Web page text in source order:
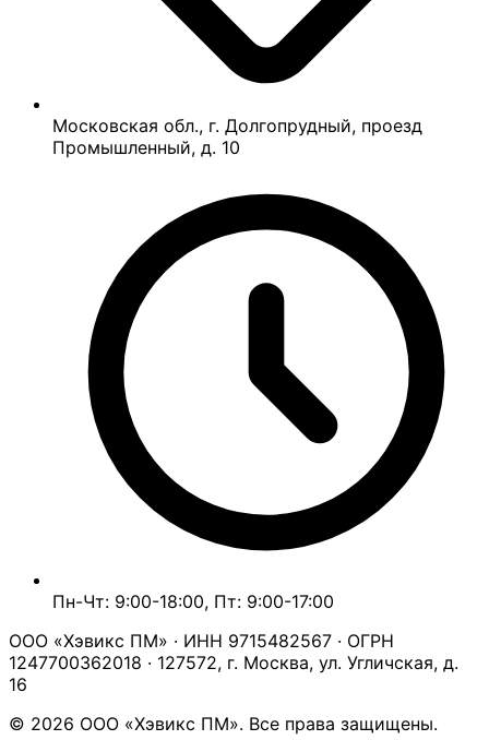
Московская обл., г. Долгопрудный, проезд
Промышленный, д. 10
Пн-Чт: 9:00-18:00, Пт: 9:00-17:00
ООО «Хэвикс ПМ» · ИНН 9715482567 · ОГРН
1247700362018 · 127572, г. Москва, ул. Угличская, д.
16
© 2026 ООО «Хэвикс ПМ». Все права защищены.